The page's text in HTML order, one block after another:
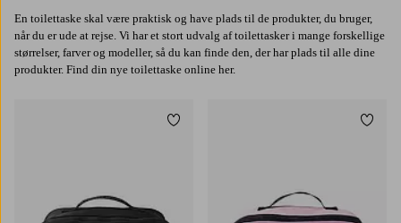
En toilettaske skal være praktisk og have plads til de produkter, du bruger,
når du er ude at rejse. Vi har et stort udvalg af toilettasker i mange forskellige
størrelser, farver og modeller, så du kan finde den, der har plads til alle dine
produkter. Find din nye toilettaske online her.
Tilføj til favoritter